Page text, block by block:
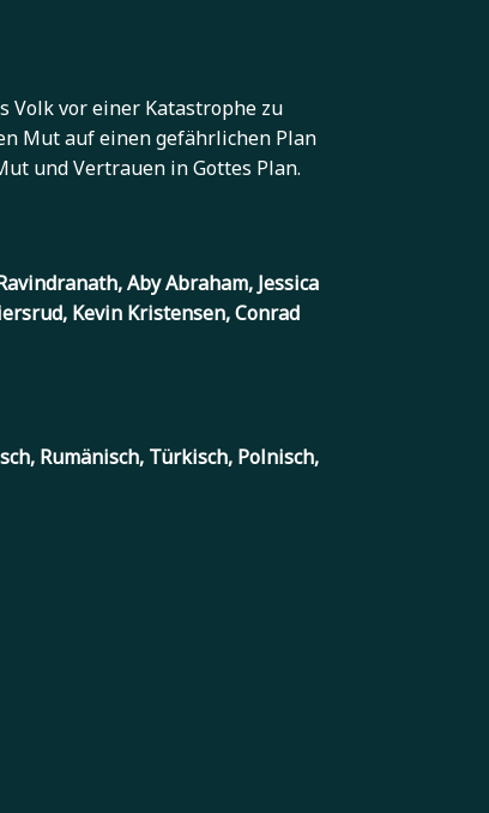
Volk vor einer Katastrophe zu
Mut auf einen gefährlichen Plan
und Vertrauen in Gottes Plan.
Aby Abraham, Jessica
Kevin Kristensen, Conrad
Rumänisch, Türkisch, Polnisch,